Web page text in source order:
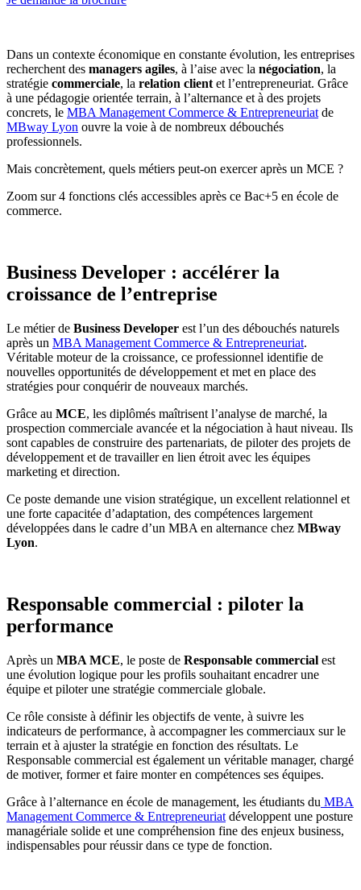
Dans un contexte économique en constante évolution, les entreprises
recherchent des managers agiles, à l’aise avec la négociation, la
stratégie commerciale, la relation clientet l’entrepreneuriat. Grâce
à une pédagogie orientée terrain, à l’alternance et à des projets
concrets, le MBA Management Commerce & Entrepreneuriatde
MBway Lyon ouvre la voie à de nombreux débouchés
professionnels.
Mais concrètement, quels métiers peut-on exercer après un MCE ?
Zoom sur 4 fonctions clés accessibles après ce Bac+5 en école de
commerce.
Business Developer : accélérer la
croissance de l’entreprise
Le métier de Business Developer est l’un des débouchés naturels
après un MBA Management Commerce & Entrepreneuriat.
Véritable moteur de la croissance, ce professionnel identifie de
nouvelles opportunités de développement et met en place des
stratégies pour conquérir de nouveaux marchés.
Grâce au MCE, les diplômés maîtrisent l’analyse de marché, la
prospection commerciale avancée et la négociation à haut niveau. Ils
sont capables de construire des partenariats, de piloter des projets de
développement et de travailler en lien étroit avec les équipes
marketing et direction.
Ce poste demande une vision stratégique, un excellent relationnel et
une forte capacitée d’adaptation, des compétences largement
développées dans le cadre d’un MBA en alternance chez MBway
Lyon.
Responsable commercial : piloter la
performance
Après un MBA MCE, le poste de Responsable commercial est
une évolution logique pour les profils souhaitant encadrer une
équipe et piloter une stratégie commerciale globale.
Ce rôle consiste à définir les objectifs de vente, à suivre les
indicateurs de performance, à accompagner les commerciaux sur le
terrain et à ajuster la stratégie en fonction des résultats. Le
Responsable commercial est également un véritable manager, chargé
de motiver, former et faire monter en compétences ses équipes.
Grâce à l’alternance en école de management, les étudiants du MBA
Management Commerce & Entrepreneuriat développent une posture
managériale solide et une compréhension fine des enjeux business,
indispensables pour réussir dans ce type de fonction.